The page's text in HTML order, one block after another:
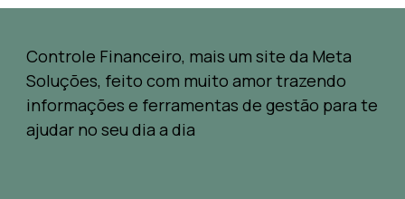
Controle Financeiro, mais um site da Meta
Soluções, feito com muito amor trazendo
informações e ferramentas de gestão para te
ajudar no seu dia a dia